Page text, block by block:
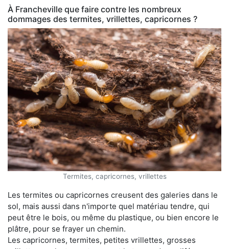
À Francheville que faire contre les nombreux
dommages des termites, vrillettes, capricornes ?
Termites, capricornes, vrillettes
Les termites ou capricornes creusent des galeries dans le
sol, mais aussi dans n'importe quel matériau tendre, qui
peut être le bois, ou même du plastique, ou bien encore le
plâtre, pour se frayer un chemin.
Les capricornes, termites, petites vrillettes, grosses